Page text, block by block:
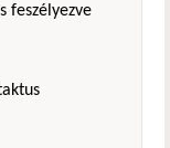
feszélyezve